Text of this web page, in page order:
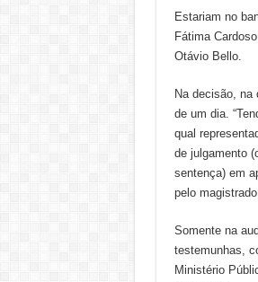
Estariam no
Fátima
Otávio Bello.
Na decisão,
de um dia.
qual
de julgamento
sentença) em
pelo
Somente na
testemunhas,
Ministério